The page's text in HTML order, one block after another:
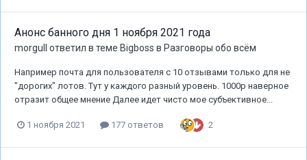
Анонс банного дня 1 ноября 2021 года
morgull ответил в теме Bigboss в Разговоры обо всём
Например почта для пользователя с 10 отзывами только для не
"дорогих" лотов. Тут у каждого разный уровень. 1000р наверное
отразит общее мнение Далее идет чисто мое субъективное...
1 ноября 2021 177 ответов 2